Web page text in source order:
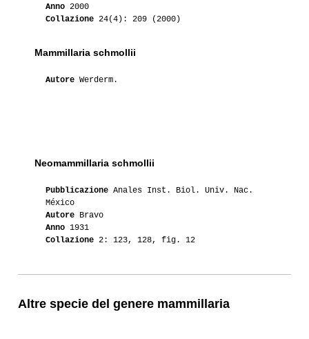
Anno 2000
Collazione 24(4): 209 (2000)
Mammillaria schmollii
Autore Werderm.
Neomammillaria schmollii
Pubblicazione Anales Inst. Biol. Univ. Nac.
México
Autore Bravo
Anno 1931
Collazione 2: 123, 128, fig. 12
Altre specie del genere mammillaria